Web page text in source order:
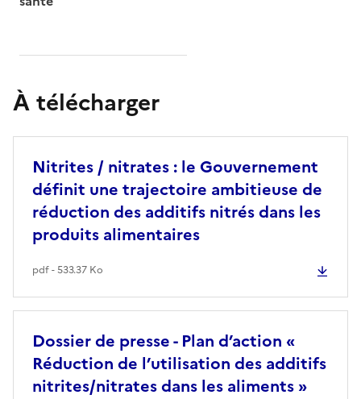
À télécharger
Nitrites / nitrates : le Gouvernement
définit une trajectoire ambitieuse de
réduction des additifs nitrés dans les
produits alimentaires
pdf - 533.37 Ko
Dossier de presse - Plan d’action «
Réduction de l’utilisation des additifs
nitrites/nitrates dans les aliments »